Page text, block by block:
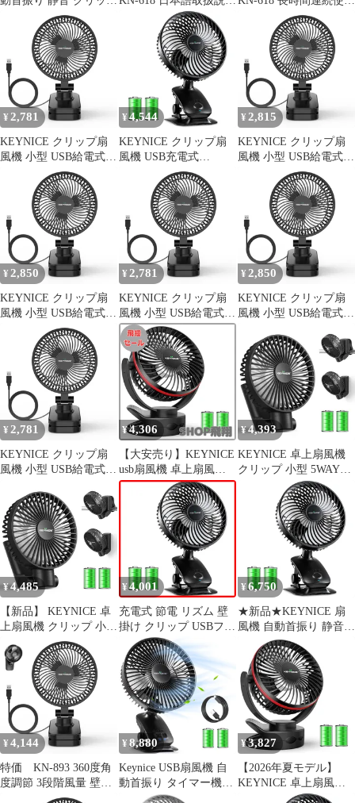
卓上 小型 リズム 充電
式 節電 壁掛け USBフ
ァン 風量4段階調節 長
時間連続使用 日本語取
扱説明書付 KN-618 (ブ
ラック)
書付 長時間連続使用 風
量4段階調節 USBファ
ン 壁掛け 節電 充電式
リズム 小型 卓上 クリ
ップ 静音 自動首振り
USB扇風機 Keynice
風量4段階調節 USBフ
ァン 壁掛け 節電 充電
式 リズム (ブラック) 小
型 卓上 クリップ 静音
自動首振り USB扇風機
Keynice
¥2,781
KEYNICE クリップ扇
風機 小型 USB給電式
DCモーター静音 360度
調整 卓上／壁掛け KN-
893 ブラック 1
¥4,544
KEYNICE クリップ扇
風機 USB充電式
5000mAh 自動首振り 静
音 コードレス 360度調
整 卓上／壁掛け KN-
618 ブラック 1
¥2,815
KEYNICE クリップ扇
風機 小型 USB給電式
DCモーター静音 360度
調整 卓上／壁掛け KN-
893 ブラック 0
¥2,850
KEYNICE クリップ扇
風機 小型 USB給電式
DCモーター静音 360度
調整 卓上／壁掛け KN-
893 ブラック 1
¥2,781
KEYNICE クリップ扇
風機 小型 USB給電式
DCモーター静音 360度
調整 卓上／壁掛け KN-
893 ブラック 1
¥2,850
KEYNICE クリップ扇
風機 小型 USB給電式
調整 卓上／壁掛け KN-
893 ブラック 1
¥2,781
KEYNICE クリップ扇
風機 小型 USB給電式
調整 卓上／壁掛け KN-
893 ブラック 0
¥4,306
【大安売り】KEYNICE
usb扇風機 卓上扇風機
クリップ 充電式 usbフ
ァン 超強風 静音 風量4
段階調節 360度角度調
整 長時間連続使用 LED
ライト機能付き ブラッ
¥4,393
KEYNICE 卓上扇風機
クリップ 小型 5WAY仕
様 (卓上/吊り下げ/壁掛
け/マグネット) USB充
電式 5000mAh大容量 自
動首振り 静音 風量4段
階 切タイマー付き コー
ドレス ポータブル扇風
機 オフィス/キャンプ/
車中泊 シックなブラッ
ク KN
¥4,485
【新品】 KEYNICE 卓
上扇風機 クリップ 小型
5WAY仕様 (卓上/吊り下
げ/壁掛け/マグネット)
USB充電式 5000mAh大
容量 自動首振り 静音
風量4段階 切タイマー
付き コードレス ポータ
ブル扇風機 オフィス/キ
ャンプ/車中泊 シックな
0
¥4,001
充電式 節電 リズム 壁
掛け クリップ USBファ
ン 静音 風量4段階調節
小型 長時間連続使用 卓
上 日本語取扱説明書付
自動首振り KN-618
USB扇風機 (ブラック)
Keynice
¥6,750
★新品★KEYNICE 扇
風機 自動首振り 静音
クリップ 卓上 壁掛け
USB充電式 5000mAh大
容量 4段階風量調節 リ
ズム風 小型 360度角度
調整 ミニ扇風機 コード
レス 長時間連続使用 熱
中症対策 キャンプ/車
内/洗面所/オフィ
d7f21ffc
¥4,144
特価 KN-893 360度角
度調節 3段階風量 壁掛
け ミニファン dcモータ
¥ 8,880
Keynice USB扇風機 自
動首振り タイマー機能
付 静音 クリップ 卓上
¥3,827
【2026年夏モデル】
KEYNICE 卓上扇風機
クリップ USB扇風機 充